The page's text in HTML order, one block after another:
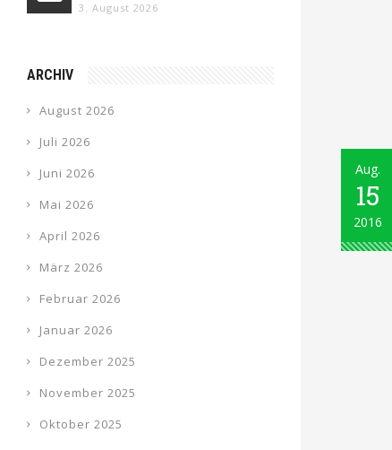
3. August 2026
ARCHIV
August 2026
Juli 2026
Juni 2026
Mai 2026
April 2026
März 2026
Februar 2026
Januar 2026
Dezember 2025
November 2025
Oktober 2025
Aug.
15
2016